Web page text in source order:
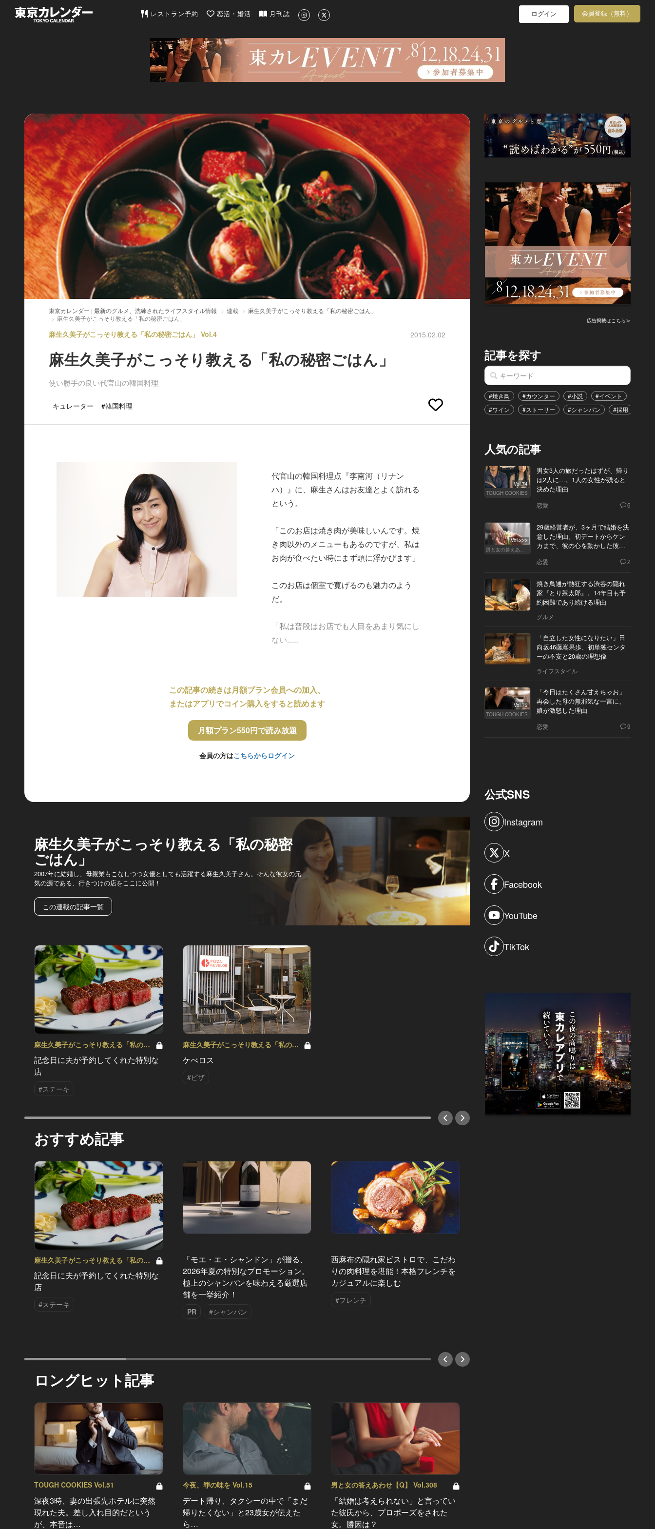
東京カレンダー | 最新のグルメ、洗練されたライフスタイル情報
レストラン予約 恋活・婚活 月刊誌 ログイン 会員登録（無料）
東京カレンダー | 最新のグルメ、洗練されたライフスタイル情報 連載
麻生久美子がこっそり教える「私の秘密ごはん」
麻生久美子がこっそり教える「私の秘密ごはん」
麻生久美子がこっそり教える「私の秘密ごはん」 Vol.4 2015.02.02
麻生久美子がこっそり教える「私の秘密ごはん」
使い勝手の良い代官山の韓国料理
キュレーター #韓国料理
代官山の韓国料理点『李南河（リナン
ハ）』に、麻生さんはお友達とよく訪れる
という。
「このお店は焼き肉が美味しいんです。焼
き肉以外のメニューもあるのですが、私は
お肉が食べたい時にまず頭に浮かびます」
このお店は個室で寛げるのも魅力のよう
だ。
「私は普段はお店でも人目をあまり気にし
ない......
この記事の続きは月額プラン会員への加入、
またはアプリでコイン購入をすると読めます
月額プラン550円で読み放題
会員の方はこちらからログイン
麻生久美子がこっそり教える「私の秘密
ごはん」
2007年に結婚し、母親業もこなしつつ女優としても活躍する麻生久美子さん。そんな彼女の元
気の源である、行きつけの店をここに公開！
この連載の記事一覧
麻生久美子がこっそり教える「私の秘
記念日に夫が予約してくれた特別な
店
#ステーキ
麻生久美子がこっそり教える「私の秘
ケべロス
#ピザ
おすすめ記事
麻生久美子がこっそり教える「私の秘
密ごはん」 Vol.3
記念日に夫が予約してくれた特別な
店
#ステーキ
「モエ・エ・シャンドン」が贈る、
2026年夏の特別なプロモーション。
極上のシャンパンを味わえる厳選店
舗を一挙紹介！
PR #シャンパン
西麻布の隠れ家ビストロで、こだわ
りの肉料理を堪能！本格フレンチを
カジュアルに楽しむ
#フレンチ
ロングヒット記事
TOUGH COOKIES Vol.51
深夜3時、妻の出張先ホテルに突然
現れた夫。差し入れ目的だという
が、本音は…
今夜、罪の味を Vol.15
デート帰り、タクシーの中で「まだ
帰りたくない」と23歳女が伝えた
ら…
男と女の答えあわせ【Q】 Vol.308
「結婚は考えられない」と言ってい
た彼氏から、プロポーズをされた
女。勝因は？
広告掲載はこちら≫
記事を探す
#焼き鳥 #カウンター #小説 #イベント
#ワイン
#ストーリー #シャンパン #採用
人気の記事
Vol.74
TOUGH COOKIES
男女3人の旅だったはずが、帰り
は2人に…。1人の女性が残ると
決めた理由
恋愛 6
Vol.323
男と女の答えあわせ【Q】
29歳経営者が、3ヶ月で結婚を決
意した理由。初デートからケン
カまで、彼の心を動かした彼女
恋愛 2
焼き鳥通が熱狂する渋谷の隠れ
家『とり茶太郎』。14年目も予
約困難であり続ける理由
グルメ
「自立した女性になりたい」日
向坂46藤嶌果歩、初単独センタ
ーの不安と20歳の理想像
ライフスタイル
Vol.73
TOUGH COOKIES
「今日はたくさん甘えちゃお」
再会した母の無邪気な一言に、
娘が激怒した理由
恋愛 9
公式SNS
Instagram
X
Facebook
YouTube
TikTok